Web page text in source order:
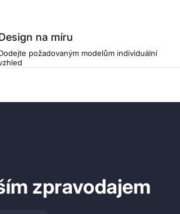
na míru
požadovaným modelům individuální
zpravodajem